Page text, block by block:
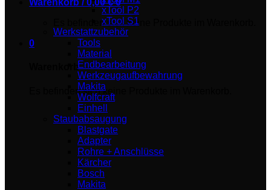
Warenkorb /0,00€ 0
Es befinden sich keine Produkte im Warenkorb.
0
Warenkorb
Es befinden sich keine Produkte im Warenkorb.
xTool P2
xTool S1
Werkstattzubehör
Tools
Material
Endbearbeitung
Werkzeugaufbewahrung
Makita
Wolfcraft
Einhell
Staubabsaugung
Blastgate
Adapter
Rohre + Anschlüsse
Kärcher
Bosch
Makita